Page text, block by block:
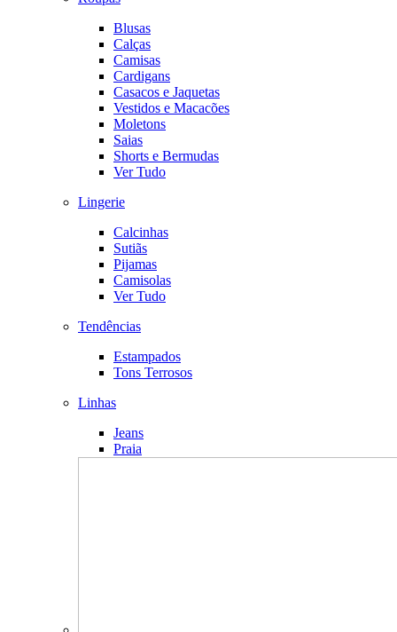
Blusas
Calças
Camisas
Cardigans
Casacos e Jaquetas
Vestidos e Macacões
Moletons
Saias
Shorts e Bermudas
Ver Tudo
Lingerie
Calcinhas
Sutiãs
Pijamas
Camisolas
Ver Tudo
Tendências
Estampados
Tons Terrosos
Linhas
Jeans
Praia